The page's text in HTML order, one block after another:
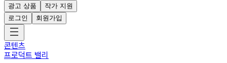
광고 상품
작가 지원
로그인
회원가입
콘텐츠
프로덕트 밸리